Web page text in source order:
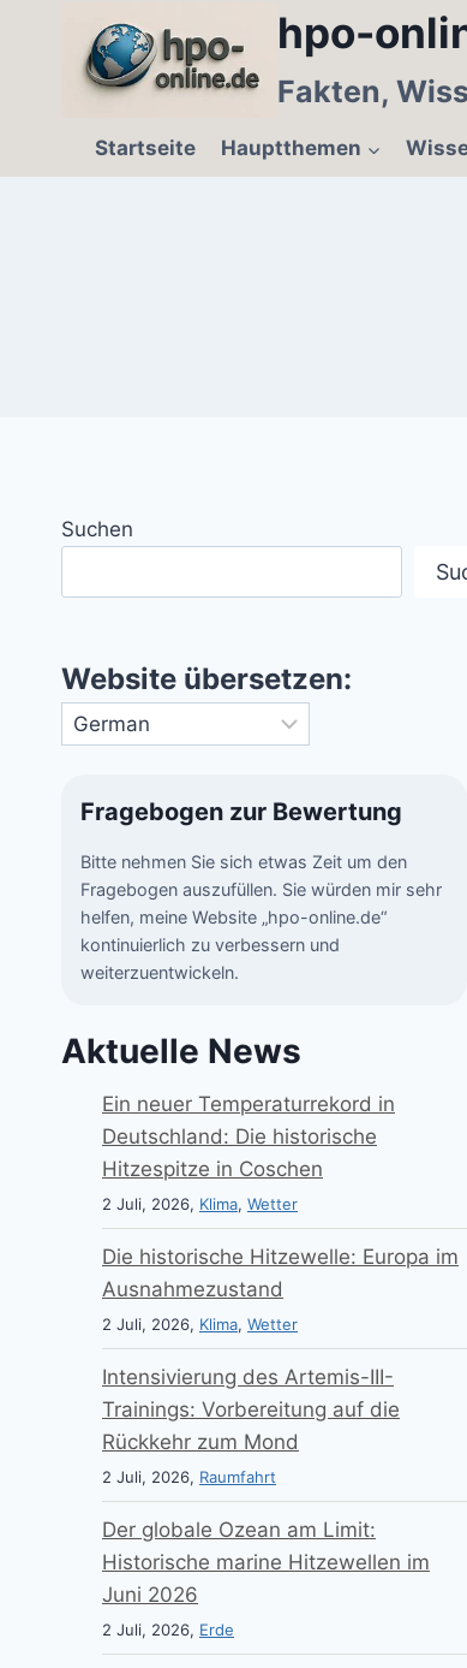
hpo-
Fakten,
Startseite Hauptthemen
Suchen
Website übersetzen:
Fragebogen zur Bewertung
Bitte nehmen Sie sich etwas Zeit um den
Fragebogen auszufüllen. Sie würden mir sehr
helfen, meine Website „hpo-online.de“
kontinuierlich zu verbessern und
weiterzuentwickeln.
Aktuelle News
Ein neuer Temperaturrekord in
Deutschland: Die historische
Hitzespitze in Coschen
2 Juli, 2026, Klima, Wetter
Die historische Hitzewelle: Europa im
Ausnahmezustand
2 Juli, 2026, Klima, Wetter
Intensivierung des Artemis-III-
Trainings: Vorbereitung auf die
Rückkehr zum Mond
2 Juli, 2026, Raumfahrt
Der globale Ozean am Limit:
Historische marine Hitzewellen im
Juni 2026
2 Juli, 2026, Erde